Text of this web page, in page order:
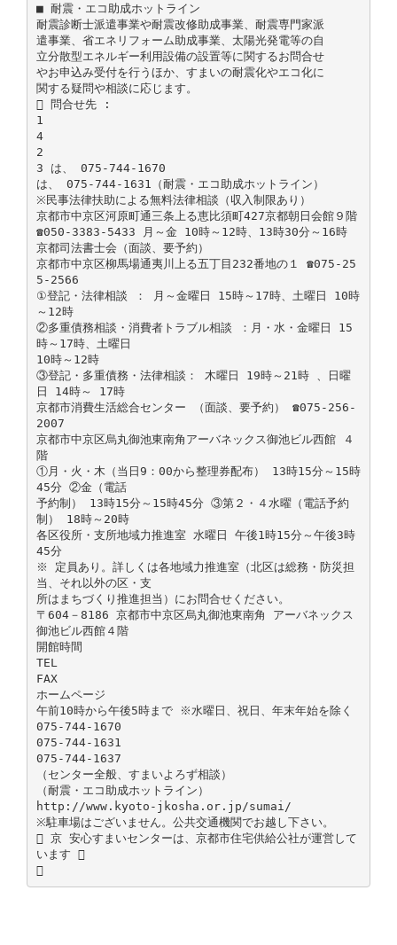
■ 耐震・エコ助成ホットライン
耐震診断士派遣事業や耐震改修助成事業、耐震専門家派
遣事業、省エネリフォーム助成事業、太陽光発電等の自
立分散型エネルギー利用設備の設置等に関するお問合せ
やお申込み受付を行うほか、すまいの耐震化やエコ化に
関する疑問や相談に応じます。
 問合せ先 :
1
4
2
3 は、 075-744-1670
は、 075-744-1631（耐震・エコ助成ホットライン）
※民事法律扶助による無料法律相談（収入制限あり）
京都市中京区河原町通三条上る恵比須町427京都朝日会館９階
☎050-3383-5433 月～金 10時～12時、13時30分～16時
京都司法書士会（面談、要予約）
京都市中京区柳馬場通夷川上る五丁目232番地の１ ☎075-25
5-2566
①登記・法律相談 ： 月～金曜日 15時～17時、土曜日 10時
～12時
②多重債務相談・消費者トラブル相談 ：月・水・金曜日 15
時～17時、土曜日
10時～12時
③登記・多重債務・法律相談： 木曜日 19時～21時 、日曜
日 14時～ 17時
京都市消費生活総合センター （面談、要予約） ☎075-256-
2007
京都市中京区烏丸御池東南角アーバネックス御池ビル西館 ４
階
①月・火・木（当日9：00から整理券配布） 13時15分～15時
45分 ②金（電話
予約制） 13時15分～15時45分 ③第２・４水曜（電話予約
制） 18時～20時
各区役所・支所地域力推進室 水曜日 午後1時15分～午後3時
45分
※ 定員あり。詳しくは各地域力推進室（北区は総務・防災担
当、それ以外の区・支
所はまちづくり推進担当）にお問合せください。
〒604－8186 京都市中京区烏丸御池東南角 アーバネックス
御池ビル西館４階
開館時間
TEL
FAX
ホームページ
午前10時から午後5時まで ※水曜日、祝日、年末年始を除く
075-744-1670
075-744-1631
075-744-1637
（センター全般、すまいよろず相談）
（耐震・エコ助成ホットライン）
http://www.kyoto-jkosha.or.jp/sumai/
※駐車場はございません。公共交通機関でお越し下さい。
 京 安心すまいセンターは、京都市住宅供給公社が運営して
います 
